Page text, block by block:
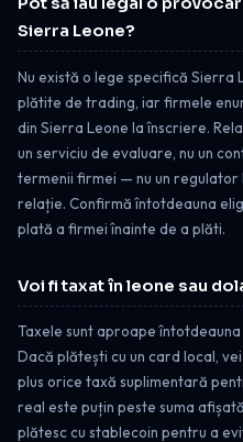
Sierra Leone?
Nu există o lege specifică Sierra
plătite de trading, iar firmele
din Sierra Leone la înscriere.
un serviciu de evaluare, nu un
termenii firmei — nu un
relație. Confirmă întotdeauna
plată a firmei înainte de a plăti.
Voi fi taxat în leone sau
Taxele sunt aproape
Dacă plătești cu un card local,
plus orice taxă suplimentară
real este puțin peste suma
plătesc cu stablecoin pentru a